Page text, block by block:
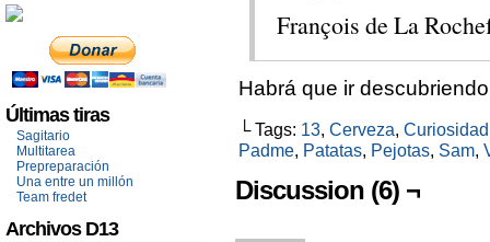
Últimas tiras
Sagitario
Multitarea
Prepreparación
Una entre un millón
Team fredet
Archivos D13
François de La
Habrá que ir
└ Tags: 13, Cerveza, Curiosidad
Padme, Patatas, Pejotas, Sam,
Discussion (6) ¬